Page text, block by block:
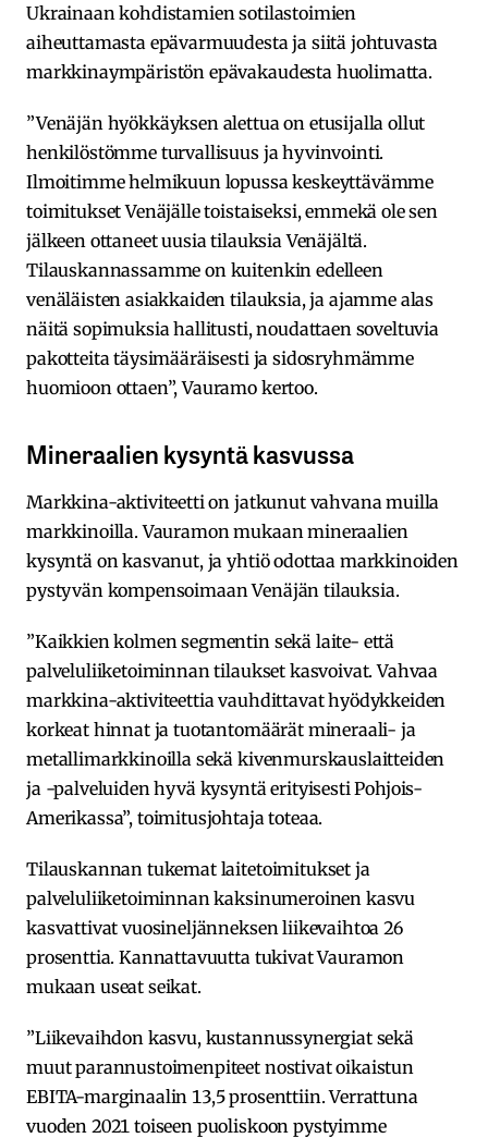
Ukrainaan kohdistamien sotilastoimien
aiheuttamasta epävarmuudesta ja siitä johtuvasta
markkinaympäristön epävakaudesta huolimatta.
”Venäjän hyökkäyksen alettua on etusijalla ollut
henkilöstömme turvallisuus ja hyvinvointi.
Ilmoitimme helmikuun lopussa keskeyttävämme
toimitukset Venäjälle toistaiseksi, emmekä ole sen
jälkeen ottaneet uusia tilauksia Venäjältä.
Tilauskannassamme on kuitenkin edelleen
venäläisten asiakkaiden tilauksia, ja ajamme alas
näitä sopimuksia hallitusti, noudattaen soveltuvia
pakotteita täysimääräisesti ja sidosryhmämme
huomioon ottaen”, Vauramo kertoo.
Mineraalien kysyntä kasvussa
Markkina-aktiviteetti on jatkunut vahvana muilla
markkinoilla. Vauramon mukaan mineraalien
kysyntä on kasvanut, ja yhtiö odottaa markkinoiden
pystyvän kompensoimaan Venäjän tilauksia.
”Kaikkien kolmen segmentin sekä laite- että
palveluliiketoiminnan tilaukset kasvoivat. Vahvaa
markkina-aktiviteettia vauhdittavat hyödykkeiden
korkeat hinnat ja tuotantomäärät mineraali- ja
metallimarkkinoilla sekä kivenmurskauslaitteiden
ja -palveluiden hyvä kysyntä erityisesti Pohjois-
Amerikassa”, toimitusjohtaja toteaa.
Tilauskannan tukemat laitetoimitukset ja
palveluliiketoiminnan kaksinumeroinen kasvu
kasvattivat vuosineljänneksen liikevaihtoa 26
prosenttia. Kannattavuutta tukivat Vauramon
mukaan useat seikat.
”Liikevaihdon kasvu, kustannussynergiat sekä
muut parannustoimenpiteet nostivat oikaistun
EBITA-marginaalin 13,5 prosenttiin. Verrattuna
vuoden 2021 toiseen puoliskoon pystyimme